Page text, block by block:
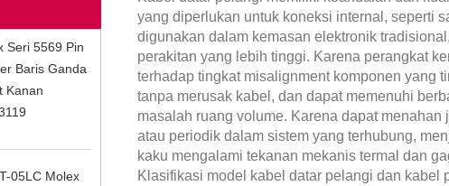
Seri 5569 Pin
Baris Ganda
Kanan
05LC Molex
yang diperlukan untuk koneksi internal, seperti
digunakan dalam kemasan elektronik
perakitan yang lebih tinggi. Karena perangkat
terhadap tingkat misalignment komponen yang
tanpa merusak kabel, dan dapat memenuhi
masalah ruang volume. Karena dapat
atau periodik dalam sistem yang terhubung,
kaku mengalami tekanan mekanis termal dan
Klasifikasi model kabel datar pelangi dan